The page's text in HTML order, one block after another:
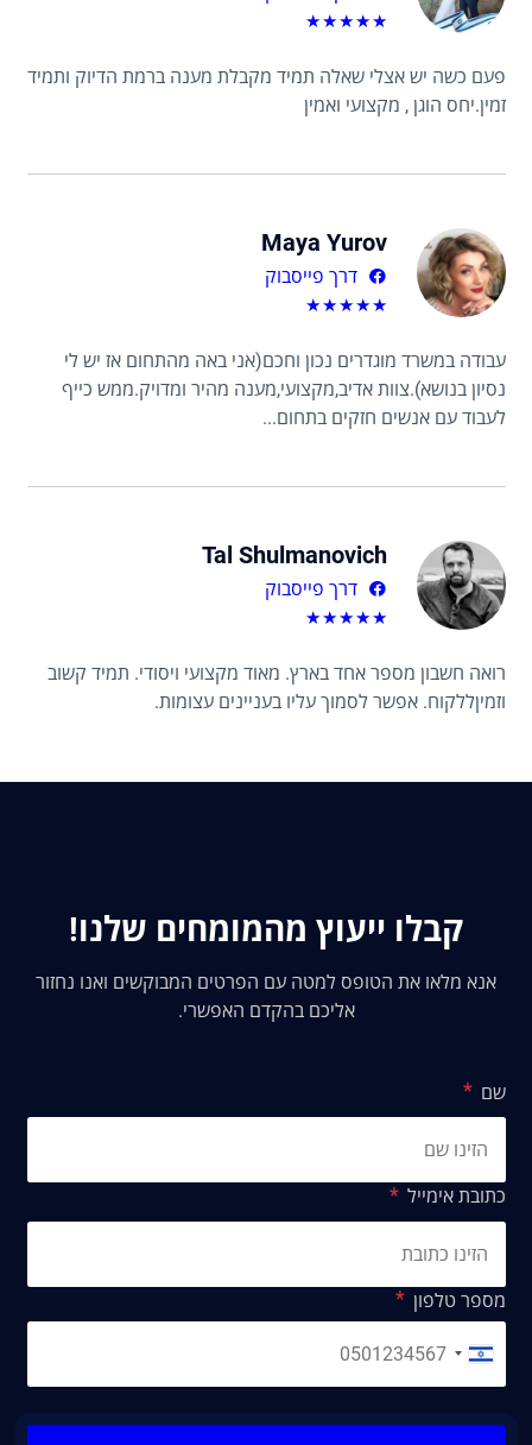
★
★
★
★
★
פעם כשה יש אצלי שאלה תמיד מקבלת מענה ברמת הדיוק ותמיד
זמין.יחס הוגן , מקצועי ואמין
Maya Yurov
דרך פייסבוק
★
★
★
★
★
עבודה במשרד מוגדרים נכון וחכם(אני באה מהתחום אז יש לי
נסיון בנושא).צוות אדיב,מקצועי,מענה מהיר ומדויק.ממש כייף
לעבוד עם אנשים חזקים בתחום...
Tal Shulmanovich
דרך פייסבוק
★
★
★
★
★
רואה חשבון מספר אחד בארץ. מאוד מקצועי ויסודי. תמיד קשוב
וזמיןללקוח. אפשר לסמוך עליו בעניינים עצומות.
קבלו ייעוץ מהמומחים שלנו!
אנא מלאו את הטופס למטה עם הפרטים המבוקשים ואנו נחזור
אליכם בהקדם האפשרי.
שם
כתובת אימייל
מספר טלפון